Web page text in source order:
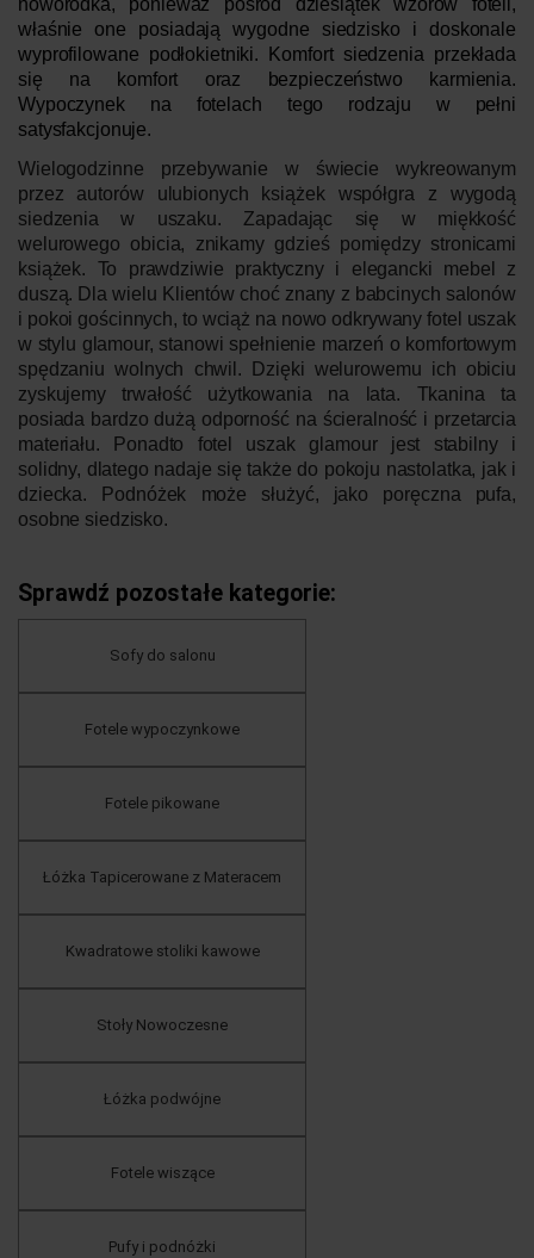
noworodka, ponieważ pośród dziesiątek wzorów foteli,
właśnie one posiadają wygodne siedzisko i doskonale
wyprofilowane podłokietniki. Komfort siedzenia przekłada
się na komfort oraz bezpieczeństwo karmienia.
Wypoczynek na fotelach tego rodzaju w pełni
satysfakcjonuje.
Wielogodzinne przebywanie w świecie wykreowanym
przez autorów ulubionych książek współgra z wygodą
siedzenia w uszaku. Zapadając się w miękkość
welurowego obicia, znikamy gdzieś pomiędzy stronicami
książek. To prawdziwie praktyczny i elegancki mebel z
duszą. Dla wielu Klientów choć znany z babcinych salonów
i pokoi gościnnych, to wciąż na nowo odkrywanyfotel uszak
w stylu glamour, stanowi spełnienie marzeń o komfortowym
spędzaniu wolnych chwil. Dzięki welurowemu ich obiciu
zyskujemy trwałość użytkowania na lata. Tkanina ta
posiada bardzo dużą odporność na ścieralność i przetarcia
materiału. Ponadto fotel uszak glamourjest stabilny i
solidny, dlatego nadaje się także do pokoju nastolatka, jak i
dziecka.
Podnóżek może służyć, jako poręczna pufa,
osobne siedzisko.
Sprawdź pozostałe kategorie:
Sofy do salonu
Fotele wypoczynkowe
Fotele pikowane
Łóżka Tapicerowane z Materacem
Kwadratowe stoliki kawowe
Stoły Nowoczesne
Łóżka podwójne
Fotele wiszące
Pufy i podnóżki